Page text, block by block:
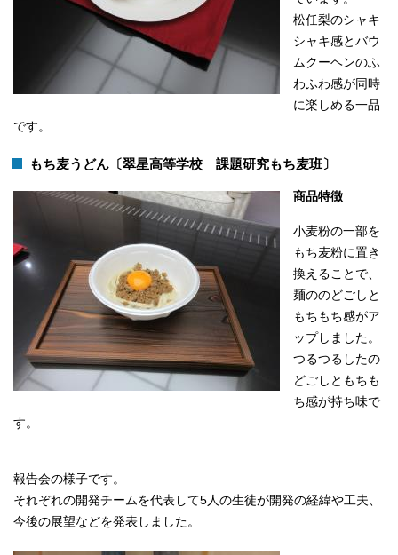
松任梨のシャキ
シャキ感とバウ
ムクーヘンのふ
わふわ感が同時
に楽しめる一品
です。
もち麦うどん〔翠星高等学校 課題研究もち麦班〕
商品特徴
小麦粉の一部を
もち麦粉に置き
換えることで、
麺ののどごしと
もちもち感がア
ップしました。
つるつるしたの
どごしともちも
ち感が持ち味で
す。
報告会の様子です。
それぞれの開発チームを代表して5人の生徒が開発の経緯や工夫、
今後の展望などを発表しました。